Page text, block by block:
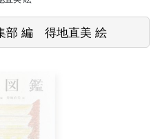
部 編 得地直美 絵